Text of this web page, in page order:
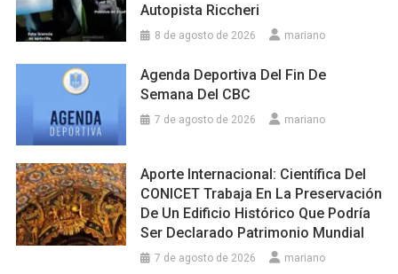
Autopista Riccheri
8 de agosto de 2026 mariano
Agenda Deportiva Del Fin De
Semana Del CBC
7 de agosto de 2026 mariano
Aporte Internacional: Científica Del
CONICET Trabaja En La Preservación
De Un Edificio Histórico Que Podría
Ser Declarado Patrimonio Mundial
7 de agosto de 2026 mariano